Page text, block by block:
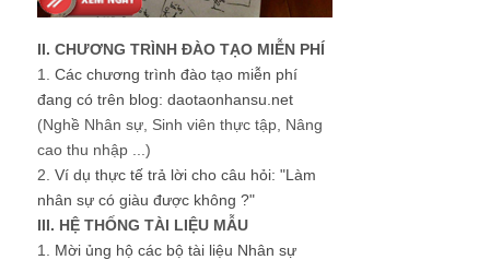
II. CHƯƠNG TRÌNH ĐÀO TẠO MIỄN PHÍ
1. Các chương trình đào tạo miễn phí
đang có trên blog: daotaonhansu.net
(Nghề Nhân sự, Sinh viên thực tập, Nâng
cao thu nhập ...)
2. Ví dụ thực tế trả lời cho câu hỏi: "Làm
nhân sự có giàu được không ?"
III. HỆ THỐNG TÀI LIỆU MẪU
1. Mời ủng hộ các bộ tài liệu Nhân sự